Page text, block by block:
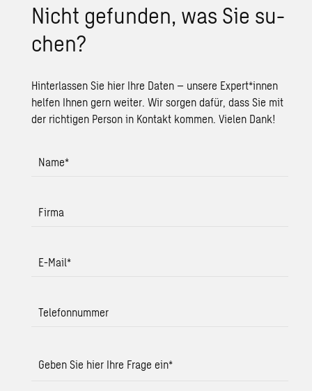
Nicht ge­fun­den, was Sie su­
chen?
Hinterlassen Sie hier Ihre Daten – unsere Expert*innen
helfen Ihnen gern weiter. Wir sorgen dafür, dass Sie mit
der richtigen Person in Kontakt kommen. Vielen Dank!
Name*
Firma
E-Mail*
Telefonnummer
Geben Sie hier Ihre Frage ein*